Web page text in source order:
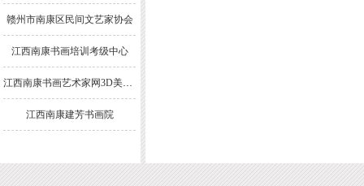
赣州市南康区民间文艺家协会
江西南康书画培训考级中心
江西南康书画艺术家网3D美术馆
江西南康建芳书画院